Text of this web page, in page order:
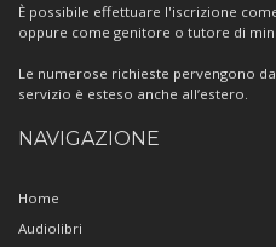
È possibile effettuare l'iscrizione
oppure come genitore o tutore di
Le numerose richieste pervengono
servizio è esteso anche all’estero.
NAVIGAZIONE
Home
Audiolibri